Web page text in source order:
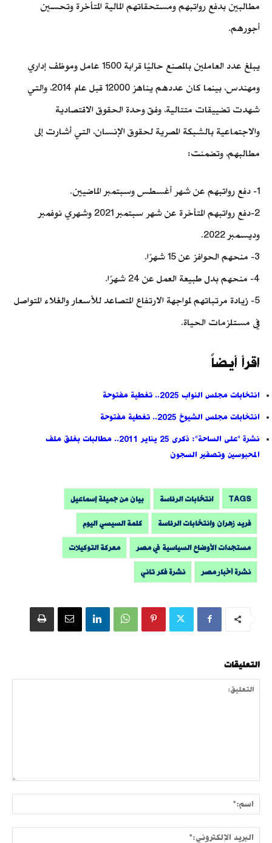
مطالبين بدفع رواتبهم ومستحقاتهم المالية المتأخرة وتحسين
أجورهم.
يبلغ عدد العاملين بالمصنع حاليًا قرابة 1500 عامل وموظف إداري
ومهندس، بينما كان عددهم يناهز 12000 قبل عام 2014، والتي
شهدت تضييقات متتالية، وفق وحدة الحقوق الاقتصادية
والاجتماعية بالشبكة المصرية لحقوق الإنسان، التي أشارت إلى
مطالبهم، وتضمنت:
1- دفع رواتبهم عن شهر أغسطس وسبتمبر الماضيين.
2-دفع رواتبهم المتأخرة عن شهر سبتمبر 2021 وشهري نوفمبر
وديسمبر 2022.
3- منحهم الحوافز عن 15 شهرًا.
4- منحهم بدل طبيعة العمل عن 24 شهرًا.
5- زيادة مرتباتهم لمواجهة الارتفاع المتصاعد للأسعار والغلاء المتواصل
في مستلزمات الحياة.
اقرأ أيضاً
انتخابات مجلس النواب 2025.. تغطية مفتوحة
انتخابات مجلس الشيوخ 2025.. تغطية مفتوحة
نشرة "على الساحة": ذكرى 25 يناير 2011.. مطالبات بغلق ملف
المحبوسين وتصفير السجون
TAGS انتخابات الرئاسة بيان من جميلة إسماعيل
فريد زهران وانتخابات الرئاسة كلمة السيسي اليوم
مستجدات الأوضاع السياسية في مصر معركة التوكيلات
نشرة أخبار مصر نشرة فكر تاني
التعليقات